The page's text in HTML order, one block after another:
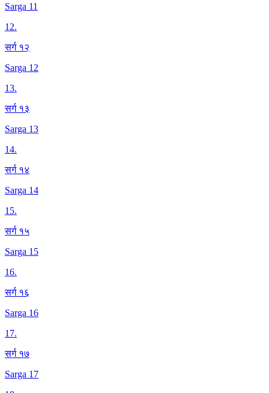
Sarga 11
12.
सर्ग १२
Sarga 12
13.
सर्ग १३
Sarga 13
14.
सर्ग १४
Sarga 14
15.
सर्ग १५
Sarga 15
16.
सर्ग १६
Sarga 16
17.
सर्ग १७
Sarga 17